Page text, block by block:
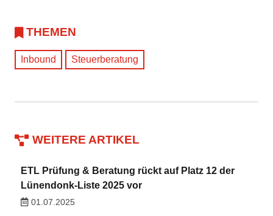
THEMEN
Inbound Steuerberatung
WEITERE ARTIKEL
ETL Prüfung & Beratung rückt auf Platz 12 der
Lünendonk-Liste 2025 vor
01.07.2025